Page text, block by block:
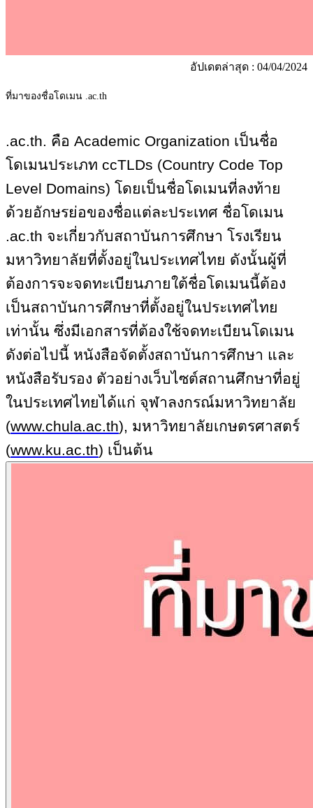
อัปเดตล่าสุด : 04/04/2024
ที่มาของชื่อโดเมน .ac.th
.ac.th. คือ Academic Organization เป็นชื่อ
โดเมนประเภท ccTLDs (Country Code Top
Level Domains) โดยเป็นชื่อโดเมนที่ลงท้าย
ด้วยอักษรย่อของชื่อแต่ละประเทศ ชื่อโดเมน
.ac.th จะเกี่ยวกับสถาบันการศึกษา โรงเรียน
มหาวิทยาลัยที่ตั้งอยู่ในประเทศไทย ดังนั้นผู้ที่
ต้องการจะจดทะเบียนภายใต้ชื่อโดเมนนี้ต้อง
เป็นสถาบันการศึกษาที่ตั้งอยู่ในประเทศไทย
เท่านั้น ซึ่งมีเอกสารที่ต้องใช้จดทะเบียนโดเมน
ดังต่อไปนี้ หนังสือจัดตั้งสถาบันการศึกษา และ
หนังสือรับรอง ตัวอย่างเว็บไซต์สถานศึกษาที่อยู่
ในประเทศไทยได้แก่ จุฬาลงกรณ์มหาวิทยาลัย
(www.chula.ac.th), มหาวิทยาลัยเกษตรศาสตร์
(www.ku.ac.th) เป็นต้น